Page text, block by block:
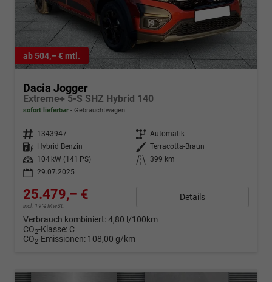
ab 504,– € mtl.
Dacia Jogger
Extreme+ 5-S SHZ Hybrid 140
sofort lieferbar Gebrauchtwagen
Fahrzeugnr. 1343947 Getriebe Automatik
Kraftstoff
Hybrid Benzin Außenfarbe Terracotta-Braun
Leistung
104 kW (141 PS) Kilometerstand
399 km
29.07.2025
25.479,– €
incl. 19% MwSt.
Details
Verbrauch kombiniert:4,80 l/100km
CO2-Klasse: C
CO2-Emissionen: 108,00 g/km